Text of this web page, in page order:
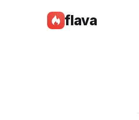
flava